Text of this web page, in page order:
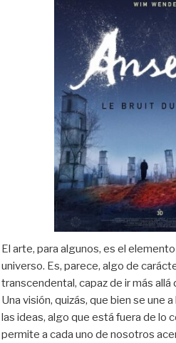
El arte, para algunos, es el
universo. Es, parece, algo de
transcendental, capaz de ir más allá
Una visión, quizás, que bien se une
las ideas, algo que está fuera de lo
permite a cada uno de nosotros